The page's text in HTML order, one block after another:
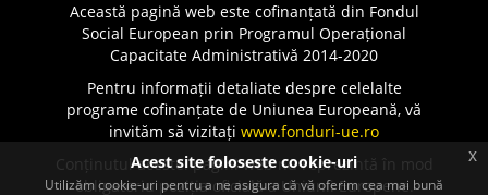
Această pagină web este cofinanțată din Fondul
Social European prin Programul Operațional
Capacitate Administrativă 2014-2020
Pentru informații detaliate despre celelalte
programe cofinanțate de Uniunea Europeană, vă
invităm să vizitați www.fonduri-ue.ro
Conținutul acestei pagini web nu reprezintă în mod
obligatoriu poziția oficială a Uniunii Europene.
Acest site foloseste cookie-uri
Utilizăm cookie-uri pentru a ne asigura că vă oferim cea mai bună
x